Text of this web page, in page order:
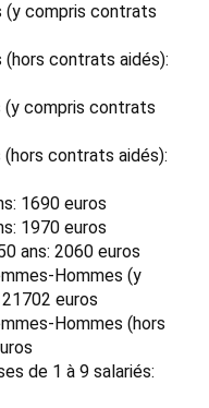
(y compris contrats
contrats aidés):
compris contrats
contrats aidés):
1690 euros
1970 euros
ans: 2060 euros
Hommes (y
euros
Hommes (hors
de 1 à 9 salariés: